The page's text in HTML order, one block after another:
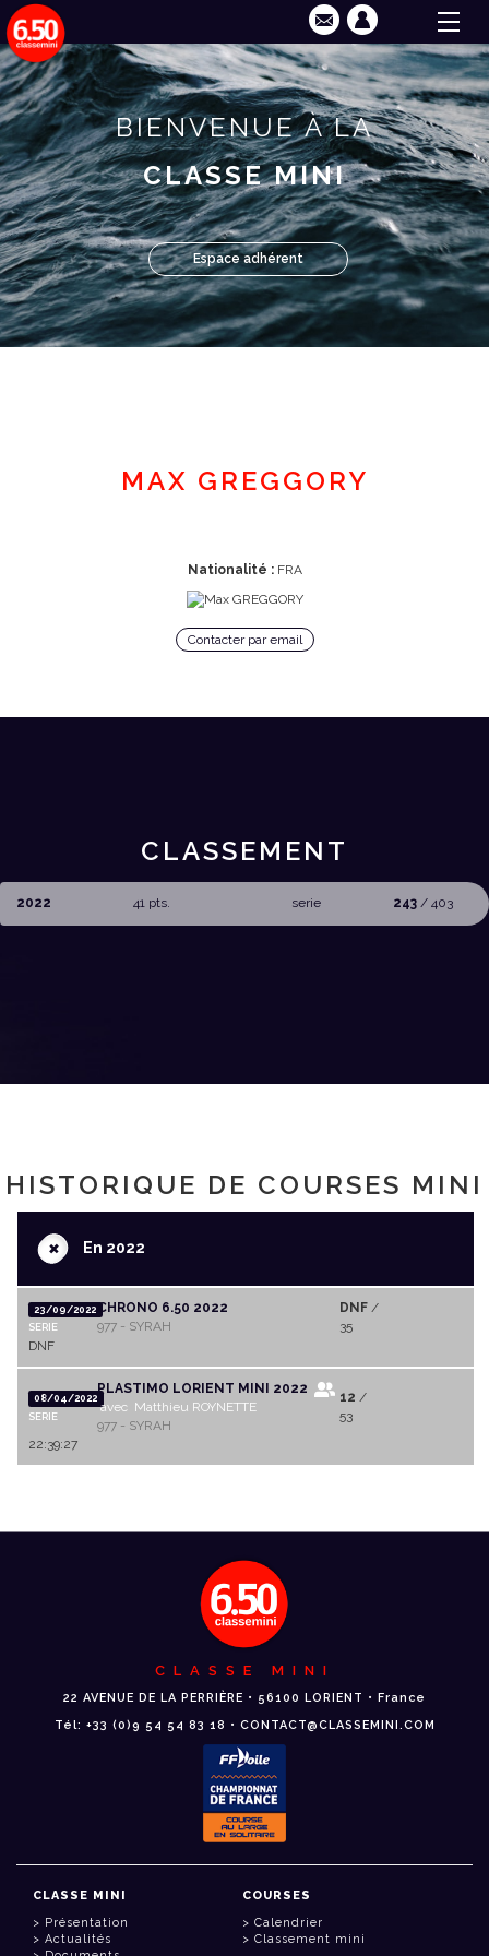
BIENVENUE À LA
CLASSE MINI
Espace adhérent
MAX GREGGORY
Nationalité :FRA
Contacter par email
CLASSEMENT
2022 41 pts. serie 243 / 403
HISTORIQUE DE COURSES MINI
+En 2022
23/09/2022
SERIE
CHRONO 6.50 2022
977 - SYRAH
DNF/
35
DNF
08/04/2022
SERIE
PLASTIMO LORIENT MINI 2022
avec Matthieu ROYNETTE
977 - SYRAH
12 /
53
22:39:27
CLASSE MINI
22 AVENUE DE LA PERRIÈRE • 56100 LORIENT • France
Tél: +33 (0)9 54 54 83 18 • CONTACT@CLASSEMINI.COM
CLASSE MINI
Présentation
Actualités
COURSES
Calendrier
Classement mini